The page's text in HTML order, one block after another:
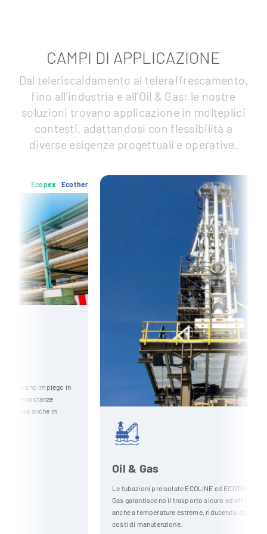
CAMPI DI APPLICAZIONE
Dal teleriscaldamento al teleraffrescamento,
fino all’industria e all’Oil & Gas: le nostre
soluzioni trovano applicazione in molteplici
contesti, adattandosi con flessibilità a
diverse esigenze progettuali e operative.
Ecopex
Le tubazioni preisolate ECOLINE ed ECOTECH per il settore Oil &
Gas garantiscono il trasporto sicuro ed efficiente di liquidi e gas,
anche a temperature estreme, riducendo dispersioni termiche e
costi di manutenzione.